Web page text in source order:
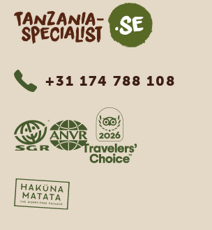
Tanzania Specialist
+31 174 788 108